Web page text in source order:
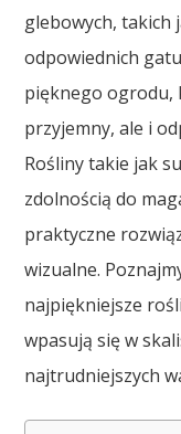
glebowych, takich
odpowiednich
pięknego ogrodu,
przyjemny, ale i
Rośliny takie jak
zdolnością do
praktyczne
wizualne.
najpiękniejsze
wpasują się w
najtrudniejszych